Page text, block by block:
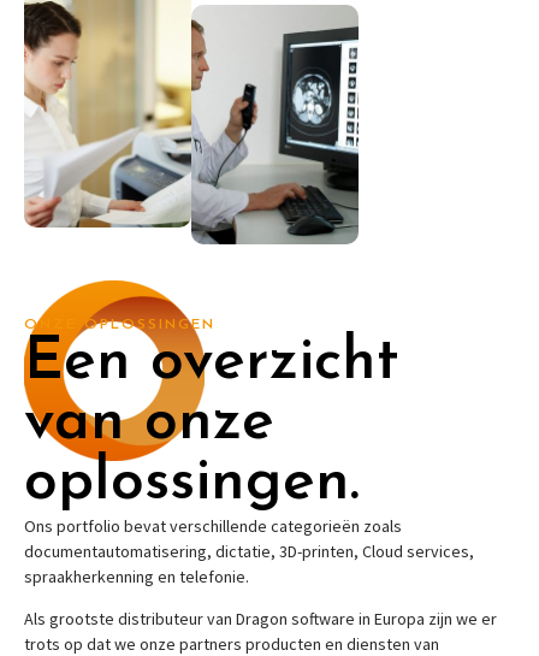
ONZE OPLOSSINGEN
Een overzicht
van onze
oplossingen.
Ons portfolio bevat verschillende categorieën zoals
documentautomatisering, dictatie, 3D-printen, Cloud services,
spraakherkenning en telefonie.
Als grootste distributeur van Dragon software in Europa zijn we er
trots op dat we onze partners producten en diensten van